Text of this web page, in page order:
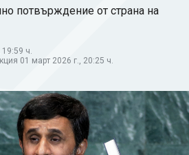
потвърждение от страна на
19:59 ч.
01 март 2026 г., 20:25 ч.